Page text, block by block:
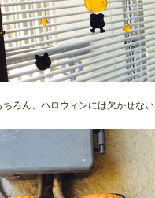
ちろん、ハロウィンには欠かせな